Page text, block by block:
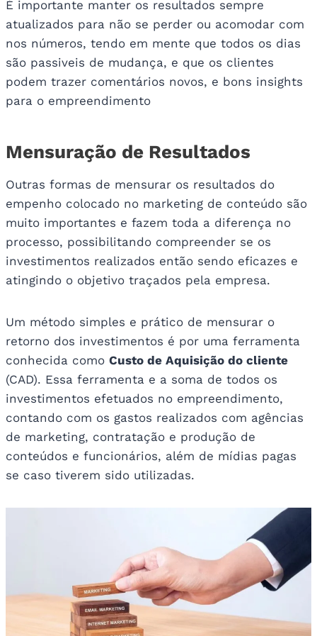
É importante manter os resultados sempre
atualizados para não se perder ou acomodar com
nos números, tendo em mente que todos os dias
são passiveis de mudança, e que os clientes
podem trazer comentários novos, e bons insights
para o empreendimento
Mensuração de Resultados
Outras formas de mensurar os resultados do
empenho colocado no marketing de conteúdo são
muito importantes e fazem toda a diferença no
processo, possibilitando compreender se os
investimentos realizados então sendo eficazes e
atingindo o objetivo traçados pela empresa.
Um método simples e prático de mensurar o
retorno dos investimentos é por uma ferramenta
conhecida como Custo de Aquisição do cliente
(CAD). Essa ferramenta e a soma de todos os
investimentos efetuados no empreendimento,
contando com os gastos realizados com agências
de marketing, contratação e produção de
conteúdos e funcionários, além de mídias pagas
se caso tiverem sido utilizadas.